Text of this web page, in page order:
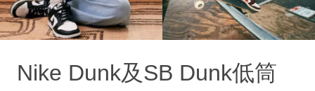
Nike Dunk及SB Dunk低筒